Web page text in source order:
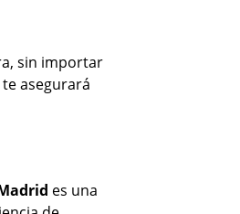
sin importar
asegurará
es una